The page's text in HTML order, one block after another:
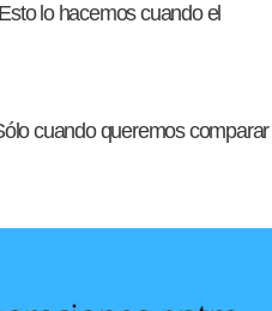
lo hacemos cuando el
cuando queremos comparar